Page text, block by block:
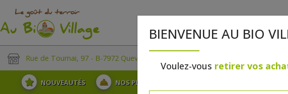
Rue de Tournai, 97 - B-7972 Quevaucamps
NOUVEAUTÉS NOS PLATEAUX
BIENVENUE AU BIO
Voulez-vous retirer vos